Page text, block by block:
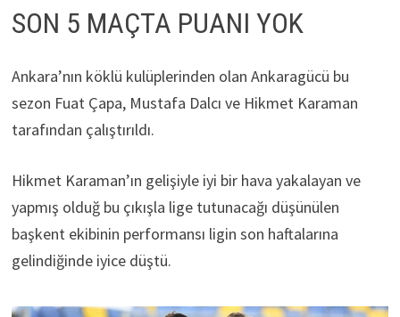
SON 5 MAÇTA PUANI YOK
Ankara’nın köklü kulüplerinden olan Ankaragücü bu
sezon Fuat Çapa, Mustafa Dalcı ve Hikmet Karaman
tarafından çalıştırıldı.
Hikmet Karaman’ın gelişiyle iyi bir hava yakalayan ve
yapmış olduğ bu çıkışla lige tutunacağı düşünülen
başkent ekibinin performansı ligin son haftalarına
gelindiğinde iyice düştü.